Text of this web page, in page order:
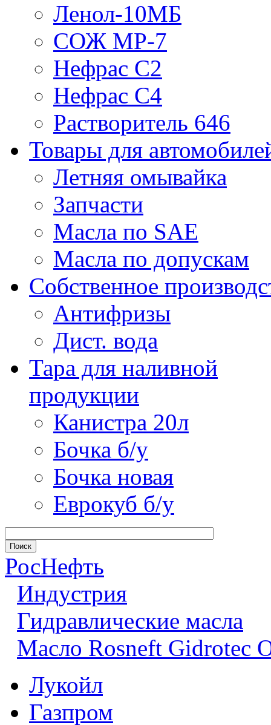
Ленол-10МБ
СОЖ МР-7
Нефрас С2
Нефрас С4
Растворитель 646
Товары для
Летняя омывайка
Запчасти
Масла по SAE
Масла по допускам
Собственное
Антифризы
Дист. вода
Тара для наливной
продукции
Канистра 20л
Бочка б/у
Бочка новая
Еврокуб б/у
РосНефть
Индустрия
Гидравлические масла
Масло Rosneft Gidrotec
Лукойл
Газпром